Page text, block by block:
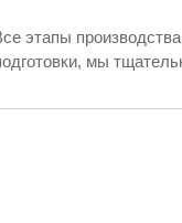
этапы
мы